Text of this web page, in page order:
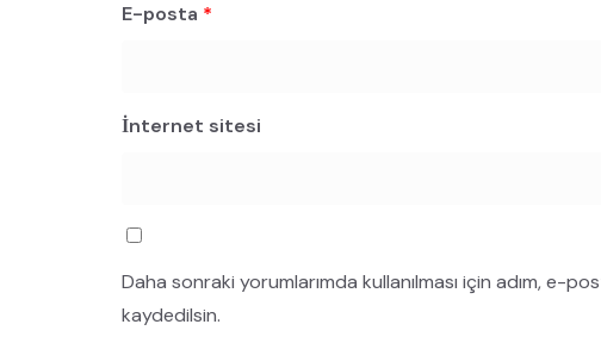
E-posta *
İnternet sitesi
Daha sonraki yorumlarımda kullanılması için adım, e-
kaydedilsin.